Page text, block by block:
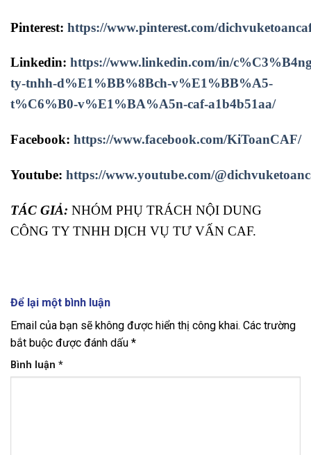
Pinterest: https://www.pinterest.com/
Linkedin: https://www.linkedin.com/in/
ty-tnhh-d%E1%BB%8Bch-v%E1%BB%A5-
t%C6%B0-v%E1%BA%A5n-caf-a1b4b51aa/
Facebook: https://www.facebook.com/KiToanCAF/
Youtube: https://www.youtube.com/
TÁC GIẢ: NHÓM PHỤ TRÁCH NỘI DUNG
CÔNG TY TNHH DỊCH VỤ TƯ VẤN CAF.
Để lại một bình luận
Email của bạn sẽ không được hiển thị công khai. Các trường
bắt buộc được đánh dấu *
Bình luận *